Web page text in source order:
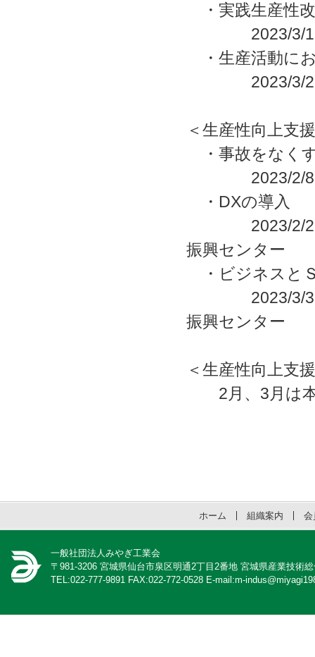
・実践生産性
2023/3/
・生産活動に
2023/3/22(
＜生産性向上支
・事故をなく
2023/2/
・DXの導入
2023/2/
振興センター
・ビジネスと
2023/3/
振興センター
＜生産性向上支
2月、3月は本
ホーム 組織案内 会
一般社団法人みやぎ工業会
〒981-3206 宮城県仙台市泉区明通2丁目2番地 宮城県産業技術
TEL:022-777-9891 FAX:022-772-0528 E-mail:m-